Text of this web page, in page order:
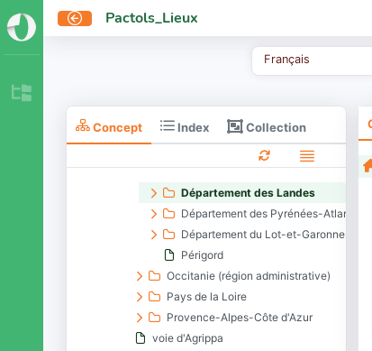
Pactols_Lieux
Français
Concept Index Collection
Département de la Charente-Maritime
Département de la Corrèze
Département de la Creuse
Département de la Gironde
Département de la Haute-Vienne
Département de la Vienne
Département des Deux-Sèvres
Département des Landes
Département des Pyrénées-
Département du Lot-et-Garonne
Périgord
Occitanie (région administrative)
Pays de la Loire
Provence-Alpes-Côte d'Azur
voie d'Agrippa